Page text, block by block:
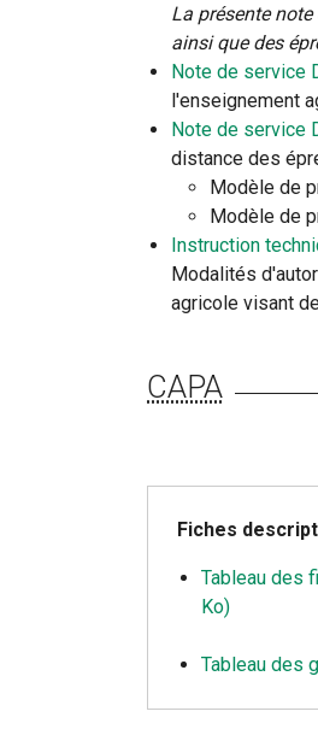
La présente
ainsi que des
Note de service
l'enseignement
Note de service
distance des
Modèle de
Modèle de
Instruction
Modalités
agricole visant
CAPA
Fiches
Tableau des
Ko)
Tableau des